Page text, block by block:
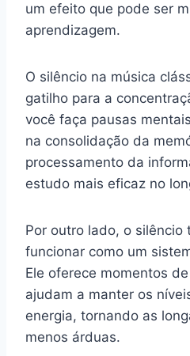
um efeito que pode ser
aprendizagem.
O silêncio na música
gatilho para a
você faça pausas
na consolidação da
processamento da
estudo mais eficaz no
Por outro lado, o silêncio
funcionar como um
Ele oferece momentos
ajudam a manter os
energia, tornando as
menos árduas.